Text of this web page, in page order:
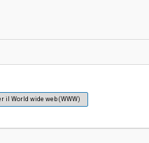
06/2018 12:59
il World wide web (WWW)